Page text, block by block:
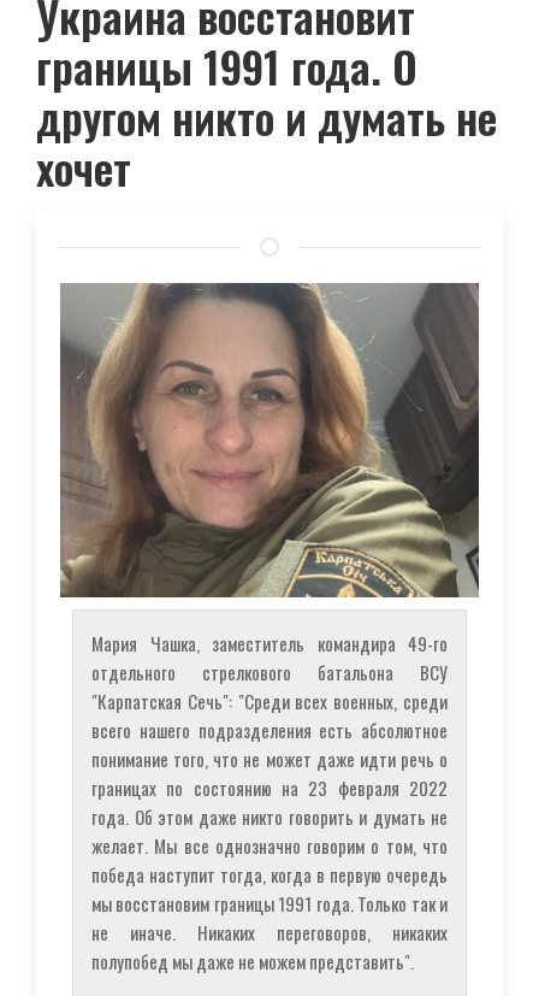
Украина восстановит
границы 1991 года. О
другом никто и думать не
хочет
Мария Чашка, заместитель командира 49-го
отдельного стрелкового батальона ВСУ
"Карпатская Сечь": "Среди всех военных, среди
всего нашего подразделения есть абсолютное
понимание того, что не может даже идти речь о
границах по состоянию на 23 февраля 2022
года. Об этом даже никто говорить и думать не
желает. Мы все однозначно говорим о том, что
победа наступит тогда, когда в первую очередь
мы восстановим границы 1991 года. Только так и
не иначе. Никаких переговоров, никаких
полупобед мы даже не можем представить".